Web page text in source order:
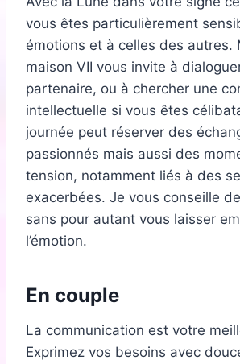
vous êtes particulièrement
émotions et à celles des autres.
maison VII vous invite à
partenaire, ou à chercher une
intellectuelle si vous êtes
journée peut réserver des
passionnés mais aussi des
tension, notamment liés à des
exacerbées. Je vous conseille
sans pour autant vous laisser
l’émotion.
En couple
La communication est votre
Exprimez vos besoins avec